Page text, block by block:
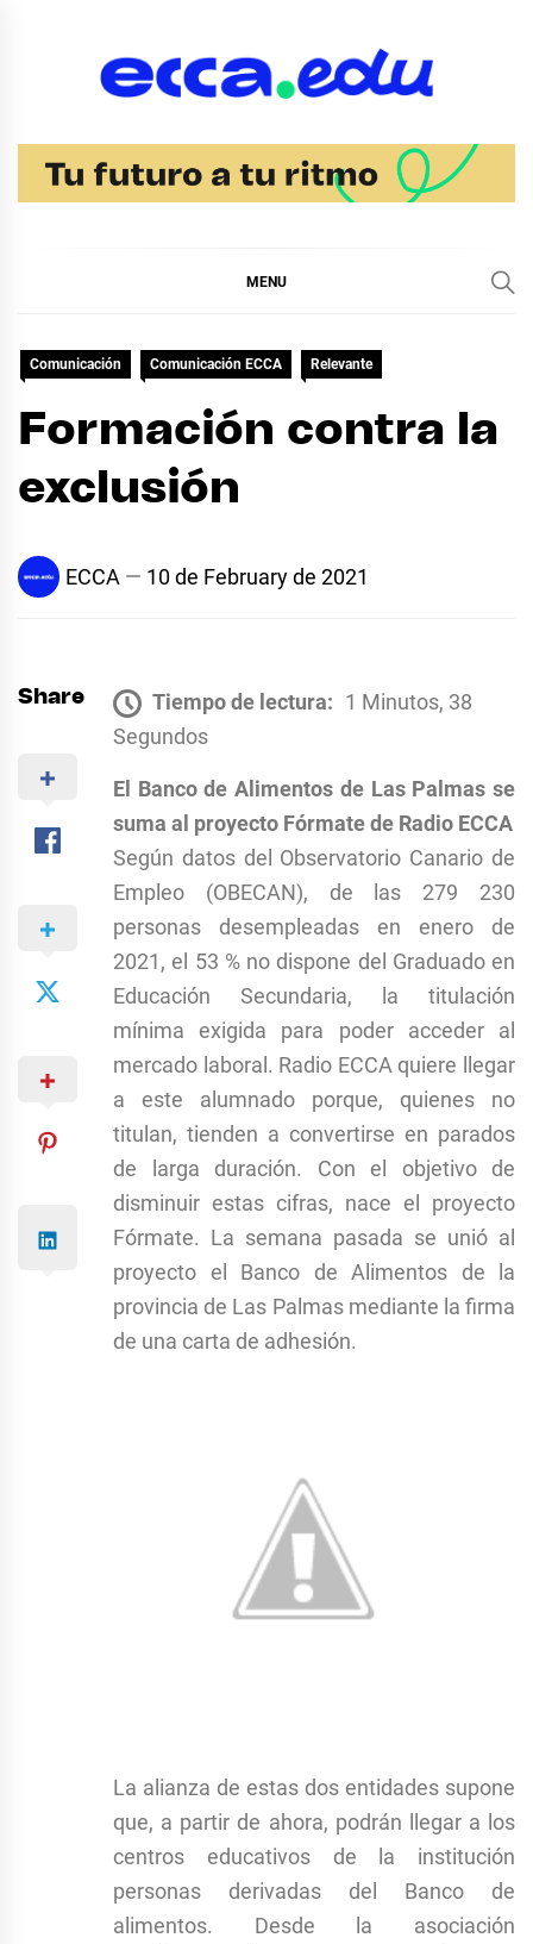
MENU
Comunicación Comunicación ECCA Relevante
Formación contra la
exclusión
ECCA 10 de February de 2021
Share Tiempo de lectura: 1 Minutos, 38
Segundos
El Banco de Alimentos de Las Palmas se
suma al proyecto Fórmate de Radio ECCA
Según datos del Observatorio Canario de
Empleo (OBECAN), de las 279 230
personas desempleadas en enero de
2021, el 53 % no dispone del Graduado en
Educación Secundaria, la titulación
mínima exigida para poder acceder al
mercado laboral. Radio ECCA quiere llegar
a este alumnado porque, quienes no
titulan, tienden a convertirse en parados
de larga duración. Con el objetivo de
disminuir estas cifras, nace el proyecto
Fórmate. La semana pasada se unió al
proyecto el Banco de Alimentos de la
provincia de Las Palmas mediante la firma
de una carta de adhesión.
La alianza de estas dos entidades supone
que, a partir de ahora, podrán llegar a los
centros educativos de la institución
personas derivadas del Banco de
alimentos. Desde la asociación